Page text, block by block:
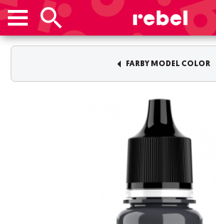
FARBY MODEL COLOR